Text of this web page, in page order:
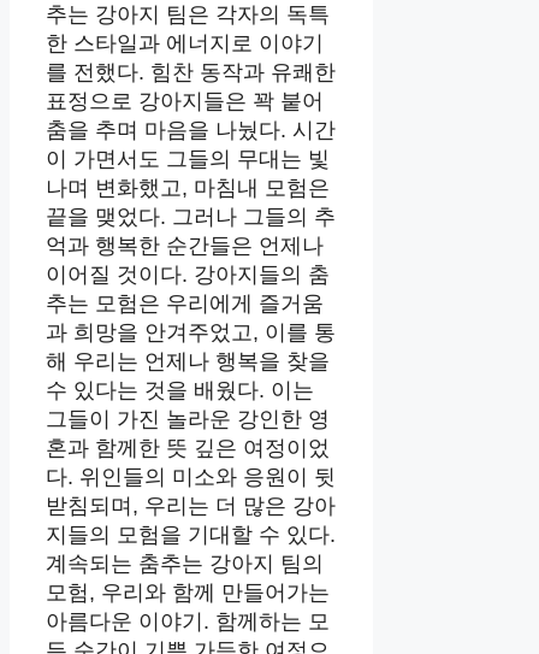
추는 강아지 팀은 각자의 독특
한 스타일과 에너지로 이야기
를 전했다. 힘찬 동작과 유쾌한
표정으로 강아지들은 꽉 붙어
춤을 추며 마음을 나눴다. 시간
이 가면서도 그들의 무대는 빛
나며 변화했고, 마침내 모험은
끝을 맺었다. 그러나 그들의 추
억과 행복한 순간들은 언제나
이어질 것이다. 강아지들의 춤
추는 모험은 우리에게 즐거움
과 희망을 안겨주었고, 이를 통
해 우리는 언제나 행복을 찾을
수 있다는 것을 배웠다. 이는
그들이 가진 놀라운 강인한 영
혼과 함께한 뜻 깊은 여정이었
다. 위인들의 미소와 응원이 뒷
받침되며, 우리는 더 많은 강아
지들의 모험을 기대할 수 있다.
계속되는 춤추는 강아지 팀의
모험, 우리와 함께 만들어가는
아름다운 이야기. 함께하는 모